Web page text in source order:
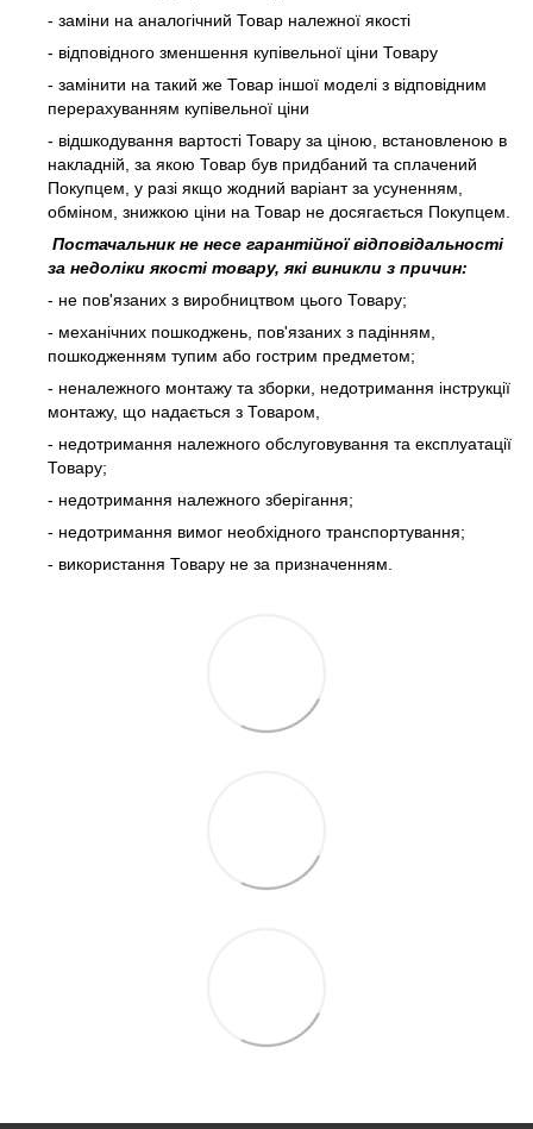
- заміни на аналогічний Товар належної якості
- відповідного зменшення купівельної ціни Товару
- замінити на такий же Товар іншої моделі з відповідним
перерахуванням купівельної ціни
- відшкодування вартості Товару за ціною, встановленою в
накладній, за якою Товар був придбаний та сплачений
Покупцем, у разі якщо жодний варіант за усуненням,
обміном, знижкою ціни на Товар не досягається Покупцем.
Постачальник не несе гарантійної відповідальності
за недоліки якості товару, які виникли з причин:
- не пов'язаних з виробництвом цього Товару;
- механічних пошкоджень, пов'язаних з падінням,
пошкодженням тупим або гострим предметом;
- неналежного монтажу та зборки, недотримання інструкції
монтажу, що надається з Товаром,
- недотримання належного обслуговування та експлуатації
Товару;
- недотримання належного зберігання;
- недотримання вимог необхідного транспортування;
- використання Товару не за призначенням.